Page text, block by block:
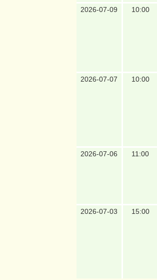
2026-07-09 10:00
2026-07-07 10:00
2026-07-06 11:00
2026-07-03 15:00